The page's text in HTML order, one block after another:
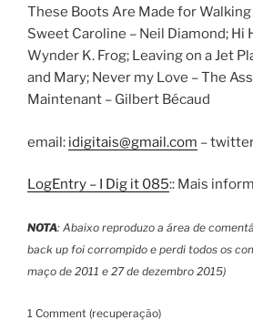
These Boots Are Made for Walking
Sweet Caroline – Neil Diamond; Hi
Wynder K. Frog; Leaving on a Jet
and Mary; Never my Love – The
Maintenant – Gilbert Bécaud
email: idigitais@gmail.com –
LogEntry – I Dig it 085:: Mais
NOTA: Abaixo reproduzo a área de
back up foi corrompido e perdi todos os
maço de 2011 e 27 de dezembro 2015)
1 Comment (recuperação)